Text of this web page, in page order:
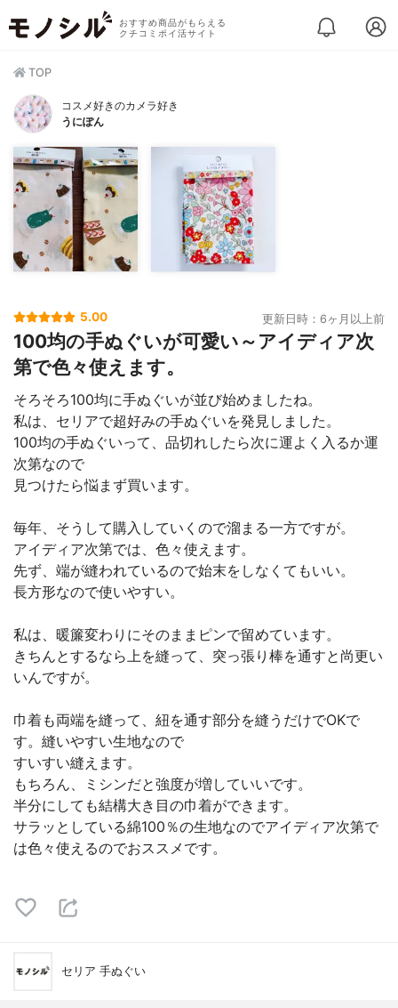
おすすめ商品がもらえる
クチコミポイ活サイト
TOP
コスメ好きのカメラ好き
うにぽん
5.00 更新日時：6ヶ月以上前
100均の手ぬぐいが可愛い～アイディア次
第で色々使えます。
そろそろ100均に手ぬぐいが並び始めましたね。
私は、セリアで超好みの手ぬぐいを発見しました。
100均の手ぬぐいって、品切れしたら次に運よく入るか運
次第なので
見つけたら悩まず買います。
毎年、そうして購入していくので溜まる一方ですが。
アイディア次第では、色々使えます。
先ず、端が縫われているので始末をしなくてもいい。
長方形なので使いやすい。
私は、暖簾変わりにそのままピンで留めています。
きちんとするなら上を縫って、突っ張り棒を通すと尚更い
いんですが。
巾着も両端を縫って、紐を通す部分を縫うだけでOKで
す。縫いやすい生地なので
すいすい縫えます。
もちろん、ミシンだと強度が増していいです。
半分にしても結構大き目の巾着ができます。
サラッとしている綿100％の生地なのでアイディア次第で
は色々使えるのでおススメです。
セリア 手ぬぐい